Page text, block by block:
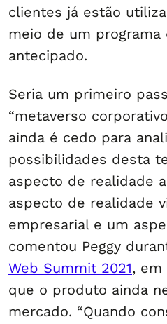
clientes já estão
meio de um programa
antecipado.
Seria um primeiro
“metaverso
ainda é cedo para
possibilidades desta
aspecto de realidade
aspecto de realidade
empresarial e um
comentou Peggy
Web Summit 2021, em
que o produto ainda
mercado. “Quando